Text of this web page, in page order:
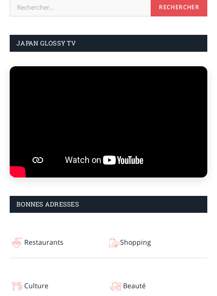
JAPAN GLOSSY TV
BONNES ADRESSES
Restaurants Shopping
Culture Beauté